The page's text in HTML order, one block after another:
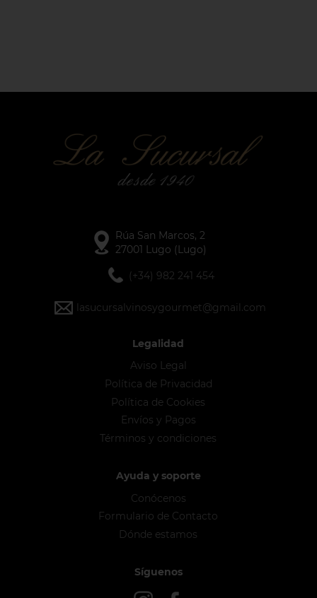
Rúa San Marcos, 2
27001 Lugo (Lugo)
(+34) 982 241 454
lasucursalvinosygourmet@gmail.com
Legalidad
Aviso Legal
Política de Privacidad
Política de Cookies
Envíos y Pagos
Términos y condiciones
Ayuda y soporte
Conócenos
Formulario de Contacto
Dónde estamos
Síguenos